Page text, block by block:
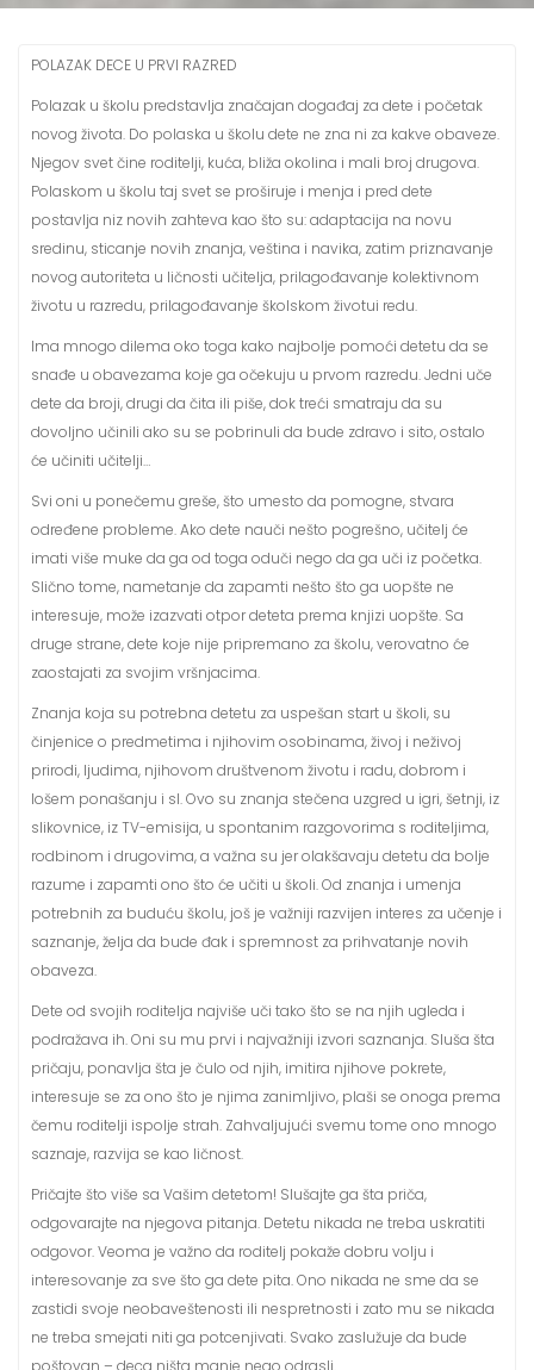
POLAZAK DECE U PRVI RAZRED
Polazak u školu predstavlja značajan događaj za dete i početak
novog života. Do polaska u školu dete ne zna ni za kakve obaveze.
Njegov svet čine roditelji, kuća, bliža okolina i mali broj drugova.
Polaskom u školu taj svet se proširuje i menja i pred dete
postavlja niz novih zahteva kao što su: adaptacija na novu
sredinu, sticanje novih znanja, veština i navika, zatim priznavanje
novog autoriteta u ličnosti učitelja, prilagođavanje kolektivnom
životu u razredu, prilagođavanje školskom životui redu.
Ima mnogo dilema oko toga kako najbolje pomoći detetu da se
snađe u obavezama koje ga očekuju u prvom razredu. Jedni uče
dete da broji, drugi da čita ili piše, dok treći smatraju da su
dovoljno učinili ako su se pobrinuli da bude zdravo i sito, ostalo
će učiniti učitelji…
Svi oni u ponečemu greše, što umesto da pomogne, stvara
određene probleme. Ako dete nauči nešto pogrešno, učitelj će
imati više muke da ga od toga oduči nego da ga uči iz početka.
Slično tome, nametanje da zapamti nešto što ga uopšte ne
interesuje, može izazvati otpor deteta prema knjizi uopšte. Sa
druge strane, dete koje nije pripremano za školu, verovatno će
zaostajati za svojim vršnjacima.
Znanja koja su potrebna detetu za uspešan start u školi, su
činjenice o predmetima i njihovim osobinama, živoj i neživoj
prirodi, ljudima, njihovom društvenom životu i radu, dobrom i
lošem ponašanju i sl. Ovo su znanja stečena uzgred u igri, šetnji, iz
slikovnice, iz TV-emisija, u spontanim razgovorima s roditeljima,
rodbinom i drugovima, a važna su jer olakšavaju detetu da bolje
razume i zapamti ono što će učiti u školi. Od znanja i umenja
potrebnih za buduću školu, još je važniji razvijen interes za učenje i
saznanje, želja da bude đak i spremnost za prihvatanje novih
obaveza.
Dete od svojih roditelja najviše uči tako što se na njih ugleda i
podražava ih. Oni su mu prvi i najvažniji izvori saznanja. Sluša šta
pričaju, ponavlja šta je čulo od njih, imitira njihove pokrete,
interesuje se za ono što je njima zanimljivo, plaši se onoga prema
čemu roditelji ispolje strah. Zahvaljujući svemu tome ono mnogo
saznaje, razvija se kao ličnost.
Pričajte što više sa Vašim detetom! Slušajte ga šta priča,
odgovarajte na njegova pitanja. Detetu nikada ne treba uskratiti
odgovor. Veoma je važno da roditelj pokaže dobru volju i
interesovanje za sve što ga dete pita. Ono nikada ne sme da se
zastidi svoje neobaveštenosti ili nespretnosti i zato mu se nikada
ne treba smejati niti ga potcenjivati. Svako zaslužuje da bude
poštovan – deca ništa manje nego odrasli.